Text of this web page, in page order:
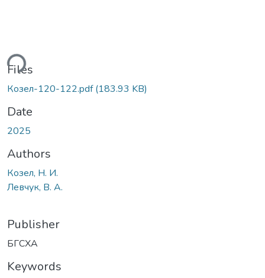
Files
Козел-120-122.pdf(183.93 KB)
Date
2025
Authors
Козел, Н. И.
Левчук, В. А.
Publisher
БГСХА
Keywords